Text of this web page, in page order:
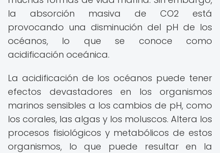
la absorción masiva de CO2 está
provocando una disminución del pH de los
océanos, lo que se conoce como
acidificación oceánica.
La acidificación de los océanos puede tener
efectos devastadores en los organismos
marinos sensibles a los cambios de pH, como
los corales, las algas y los moluscos. Altera los
procesos fisiológicos y metabólicos de estos
organismos, lo que puede resultar en la